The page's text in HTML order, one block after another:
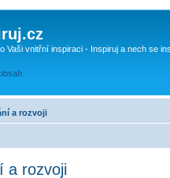
Vaši vnitřní inspiraci - Inspiruj a nech se
a rozvoji
a rozvoji